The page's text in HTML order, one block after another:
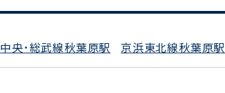
中央･総武線秋葉原駅 京浜東北線秋葉原駅